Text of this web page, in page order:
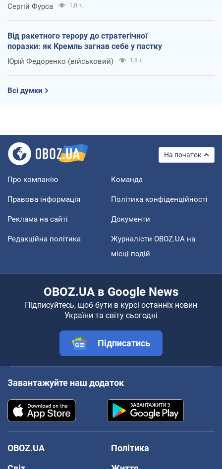
Сергій Фурса 1,0 т.
Від ракетного терору до стратегічної
поразки: як Кремль загнав себе у пастку
Юрій Федоренко (військовий) 1,8 т.
Всі думки
На початок
Про компанію Команда
Правова інформація Політика конфіденційності
Реклама на сайті Документи
Редакційна політика
Журналісти OBOZ.UA на
місці подій
OBOZ.UA в Google News
Підписуйтесь, щоб бути в курсі останніх новин
України та світу сьогодні
Підписатись
Завантажуйте наш додаток
OBOZ.UA
Політика